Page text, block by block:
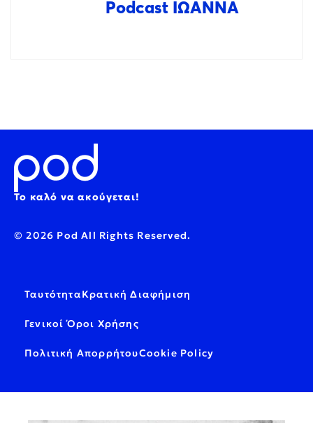
Podcast ΙΩΑΝΝΑ
Το καλό να ακούγεται!
© 2026 Pod All Rights Reserved.
ΤαυτότηταΚρατική Διαφήμιση
Γενικοί Όροι Χρήσης
Πολιτική ΑπορρήτουCookie Policy